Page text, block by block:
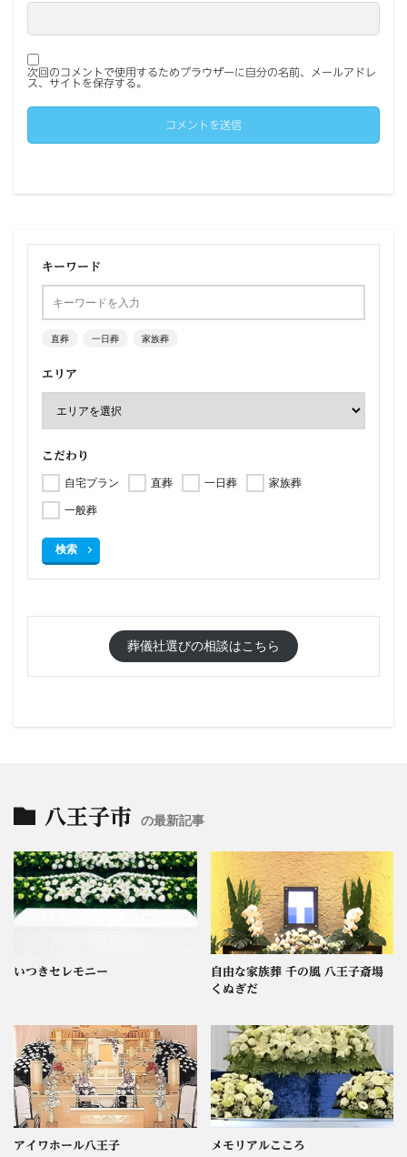
次回のコメントで使用するためブラウザーに自分の名前、メールアドレ
ス、サイトを保存する。
キーワード
直葬 一日葬 家族葬
エリア
こだわり
自宅プラン 直葬 一日葬
家族葬
一般葬
検索
葬儀社選びの相談はこちら
八王子市 の最新記事
いつきセレモニー
自由な家族葬 千の風 八王子斎場
くぬぎだ
アイワホール八王子 メモリアルこころ